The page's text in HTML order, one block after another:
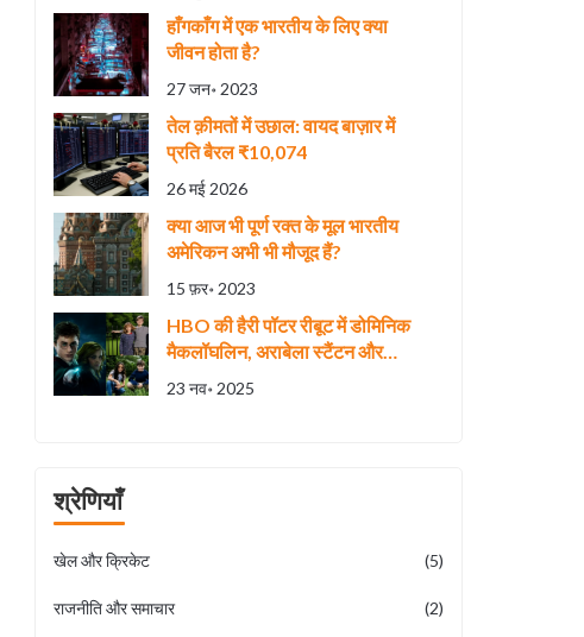
हाँगकाँग में एक भारतीय के लिए क्या
जीवन होता है?
27 जन॰ 2023
तेल क़ीमतों में उछाल: वायद बाज़ार में
प्रति बैरल ₹10,074
26 मई 2026
क्या आज भी पूर्ण रक्त के मूल भारतीय
अमेरिकन अभी भी मौजूद हैं?
15 फ़र॰ 2023
HBO की हैरी पॉटर रीबूट में डोमिनिक
मैकलॉघलिन, अराबेला स्टैंटन और
एलेस्टियर स्टॉउट को मुख्य भूमिकाएँ
23 नव॰ 2025
श्रेणियाँ
खेल और क्रिकेट (5)
राजनीति और समाचार (2)